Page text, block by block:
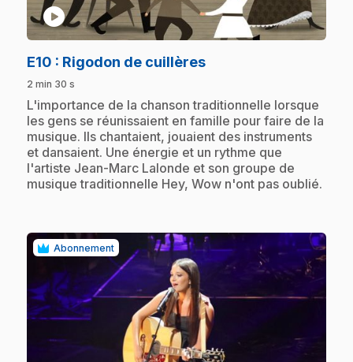
play_circle
E10 : Rigodon de cuillères.
2 min 30 s
.L'importance de la chanson traditionnelle lorsque
les gens se réunissaient en famille pour faire de la
musique. Ils chantaient, jouaient des instruments
et dansaient. Une énergie et un rythme que
l'artiste Jean-Marc Lalonde et son groupe de
musique traditionnelle Hey, Wow n'ont pas oublié.
Abonnement